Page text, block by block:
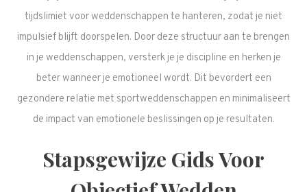
tijdslimiet voor weddenschappen te hanteren, zodat je niet
impulsief blijft doorspelen. Door deze structuur aan te brengen
in je weddenschappen, versterk je je discipline en herken je
beter wanneer je emotioneel wordt. Dit bevordert een
gezondere relatie met sportweddenschappen en minimaliseert
de impact van emotionele beslissingen op je resultaten.
Stapsgewijze Gids Voor